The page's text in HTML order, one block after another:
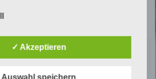
Zuverlässigkeit, Verhalten,
Person zu analysieren oder
✓ Akzeptieren
Auswahl speichern